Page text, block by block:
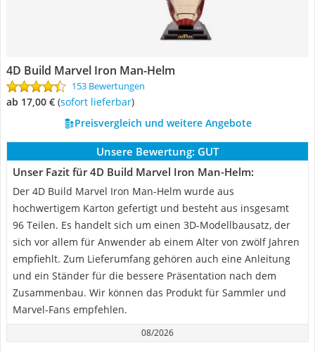
4D Build Marvel Iron Man-Helm
153 Bewertungen
ab 17,00 € ( Sofort lieferbar)
Preisvergleich und weitere Angebote
Unsere Bewertung: GUT
Unser Fazit für 4D Build Marvel Iron Man-Helm:
Der 4D Build Marvel Iron Man-Helm wurde aus
hochwertigem Karton gefertigt und besteht aus insgesamt
96 Teilen. Es handelt sich um einen 3D-Modellbausatz, der
sich vor allem für Anwender ab einem Alter von zwölf Jahren
empfiehlt. Zum Lieferumfang gehören auch eine Anleitung
und ein Ständer für die bessere Präsentation nach dem
Zusammenbau. Wir können das Produkt für Sammler und
Marvel-Fans empfehlen.
08/2026